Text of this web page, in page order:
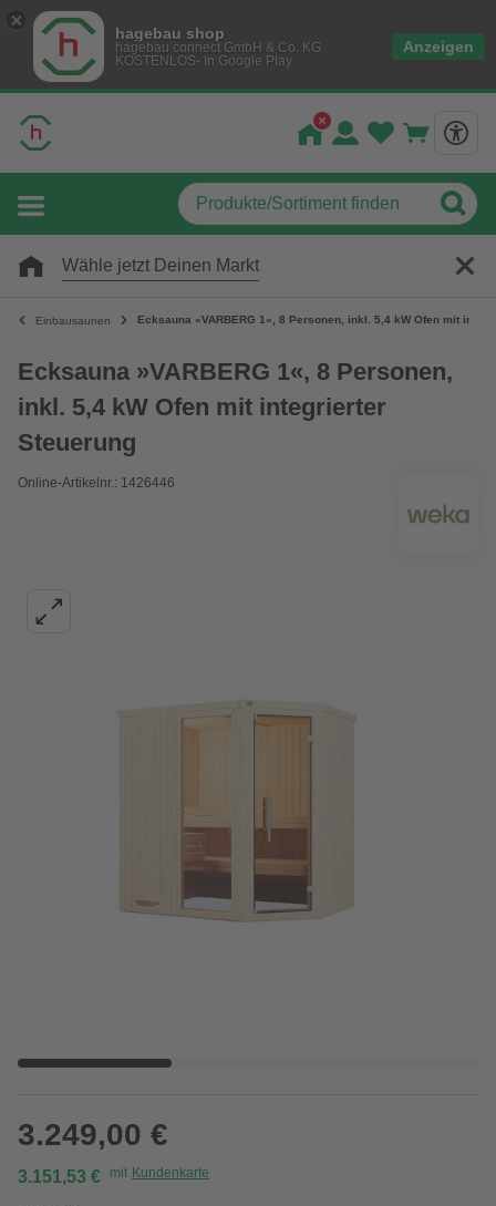
hagebau shop
hagebau connect GmbH & Co. KG
KOSTENLOS- In Google Play
Anzeigen
Wähle jetzt Deinen Markt
Einbausaunen Ecksauna »VARBERG 1«, 8 Personen, inkl. 5,4 kW Ofen mit
Ecksauna »VARBERG 1«, 8 Personen,
inkl. 5,4 kW Ofen mit integrierter
Steuerung
Online-Artikelnr.: 1426446
3.249,00 €
3.151,53 € mit Kundenkarte